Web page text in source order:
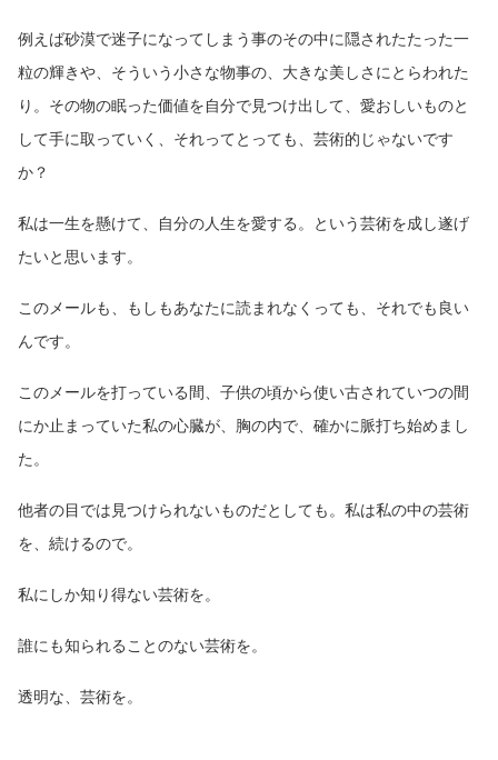
例えば砂漠で迷子になってしまう事のその中に隠されたたった一
粒の輝きや、そういう小さな物事の、大きな美しさにとらわれた
り。その物の眠った価値を自分で見つけ出して、愛おしいものと
して手に取っていく、それってとっても、芸術的じゃないです
か？
私は一生を懸けて、自分の人生を愛する。という芸術を成し遂げ
たいと思います。
このメールも、もしもあなたに読まれなくっても、それでも良い
んです。
このメールを打っている間、子供の頃から使い古されていつの間
にか止まっていた私の心臓が、胸の内で、確かに脈打ち始めまし
た。
他者の目では見つけられないものだとしても。私は私の中の芸術
を、続けるので。
私にしか知り得ない芸術を。
誰にも知られることのない芸術を。
透明な、芸術を。